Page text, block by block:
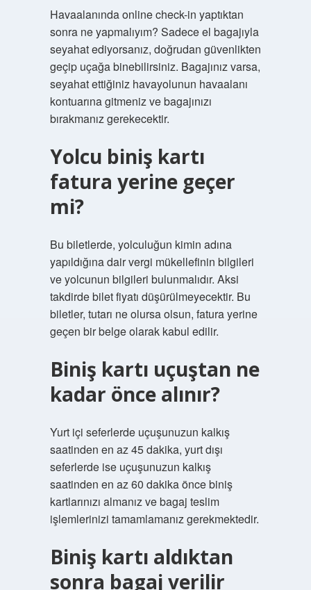
Havaalanında online check-in yaptıktan
sonra ne yapmalıyım? Sadece el bagajıyla
seyahat ediyorsanız, doğrudan güvenlikten
geçip uçağa binebilirsiniz. Bagajınız varsa,
seyahat ettiğiniz havayolunun havaalanı
kontuarına gitmeniz ve bagajınızı
bırakmanız gerekecektir.
Yolcu biniş kartı
fatura yerine geçer
mi?
Bu biletlerde, yolculuğun kimin adına
yapıldığına dair vergi mükellefinin bilgileri
ve yolcunun bilgileri bulunmalıdır. Aksi
takdirde bilet fiyatı düşürülmeyecektir. Bu
biletler, tutarı ne olursa olsun, fatura yerine
geçen bir belge olarak kabul edilir.
Biniş kartı uçuştan ne
kadar önce alınır?
Yurt içi seferlerde uçuşunuzun kalkış
saatinden en az 45 dakika, yurt dışı
seferlerde ise uçuşunuzun kalkış
saatinden en az 60 dakika önce biniş
kartlarınızı almanız ve bagaj teslim
işlemlerinizi tamamlamanız gerekmektedir.
Biniş kartı aldıktan
sonra bagaj verilir